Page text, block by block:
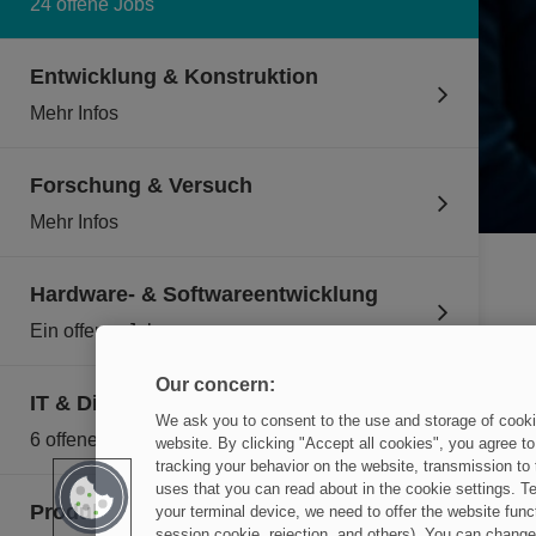
24 offene Jobs
Entwicklung & Konstruktion
Mehr Infos
Forschung & Versuch
Mehr Infos
Hardware- & Softwareentwicklung
Ein offener Job
IT & Digitalisierung
6 offene Jobs
Produktion & Logistik
Our concern:
We ask you to consent to the use and storage of
website. By clicking "Accept all cookies", you agree
tracking your behavior on the website, transmission
uses that you can read about in the cookie settings.
your terminal device, we need to offer the website